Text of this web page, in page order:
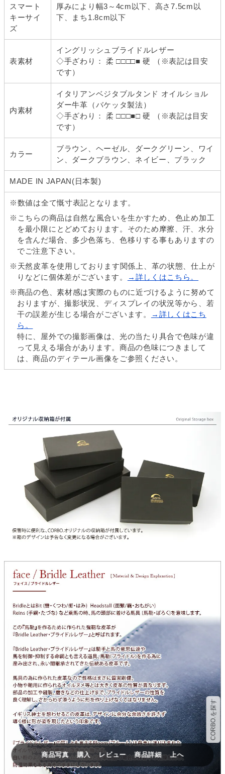
スマート
キーサイ
ズ
厚みにより幅3～4cm以下、高さ7.5cm以
下、まち1.8cm以下
表素材
イングリッシュブライドルレザー
◇手ざわり： 柔 □□□□■ 硬 （※表記は目安
です）
内素材
イタリアンベジタブルタンド オイルショル
ダー牛革（バケッタ製法）
◇手ざわり： 柔 □□□■□ 硬 （※表記は目安
です）
カラー
ブラウン、ヘーゼル、ダークグリーン、ワイ
ン、ダークブラウン、ネイビー、ブラック
MADE IN JAPAN(日本製)
※数値は全て慨寸表記となります。
※こちらの商品は自然な風合いを生かすため、色止め加工
を最小限にとどめております。そのため摩擦、汗、水分
を含んだ場合、多少色落ち、色移りする事もありますの
でご注意下さい。
※天然皮革を使用しております関係上、革の状態、仕上が
りなどに個体差がございます。
→詳しくはこちら。
※商品の色、素材感は実際のものに近づけるように努めて
おりますが、撮影状況、ディスプレイの状況等から、若
干の誤差が生じる場合がございます。
→詳しくはこち
ら。
特に、屋外での撮影画像は、光の当たり具合で色味が違
って見える場合があります。商品の色味につきまして
は、商品のディテール画像をご参照ください。
CORBO.を探す
商品写真 購入 レビュー 商品詳細 上へ